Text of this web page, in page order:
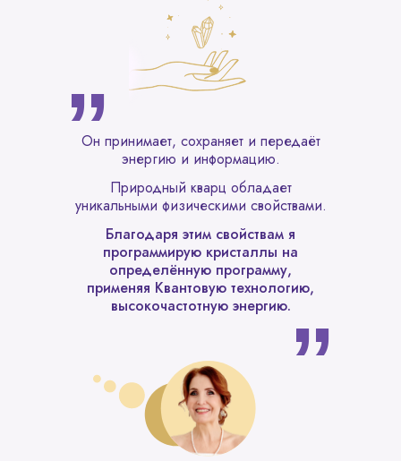
Природный кварц обладает
уникальными физическими свойствами.
Он принимает, сохраняет и передаёт
энергию и информацию.
Благодаря этим свойствам я
программирую кристаллы на
определённую программу,
применяя Квантовую технологию,
высокочастотную энергию.